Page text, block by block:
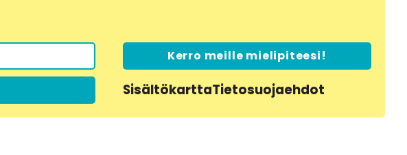
Kerro meille mielipiteesi!
SisältökarttaTietosuojaehdot